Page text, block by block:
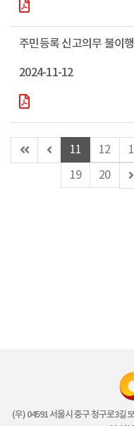
주민등록 신고의무 불이
2024-11-12
첫
페
이
전
11 12
19
20
(우) 04591 서울시 중구 청구로3길